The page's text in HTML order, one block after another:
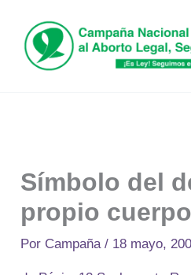
contenido
Símbolo del
propio cuerpo
Por Campaña/ 18 mayo,